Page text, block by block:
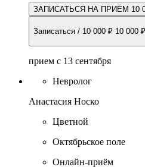
ЗАПИСАТЬСЯ НА ПРИЕМ 10
Записаться / 10 000 ₽ 10 000 ₽
прием с 13 сентября
Невролог
Анастасия Носко
Цветной
Октябрьское поле
Онлайн-приём